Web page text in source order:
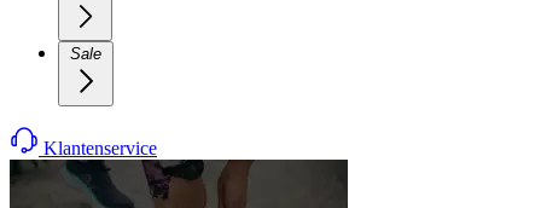
Sale
Klantenservice